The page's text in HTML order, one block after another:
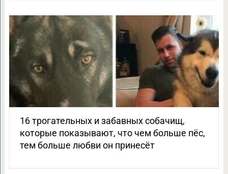
16 трогательных и забавных собачищ,
которые показывают, что чем больше пёс,
тем больше любви он принесёт